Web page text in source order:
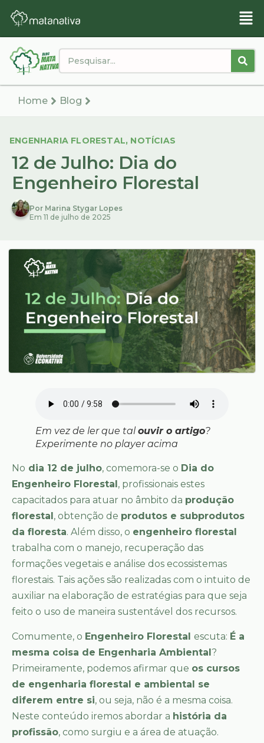
Home Blog
ENGENHARIA FLORESTAL, NOTÍCIAS
12 de Julho: Dia do
Engenheiro Florestal
Por Marina Stygar Lopes
Em 11 de julho de 2025
Em vez de ler que tal ouvir o artigo?
Experimente no player acima
No dia 12 de julho, comemora-se o Dia do
Engenheiro Florestal , profissionais estes
capacitados para atuar no âmbito da produção
florestal , obtenção de produtos e subprodutos
da floresta. Além disso, o engenheiro florestal
trabalha com o manejo, recuperação das
formações vegetais e análise dos ecossistemas
florestais. Tais ações são realizadas com o intuito de
auxiliar na elaboração de estratégias para que seja
feito o uso de maneira sustentável dos recursos.
Comumente, o Engenheiro Florestal escuta: É a
mesma coisa de Engenharia Ambiental?
Primeiramente, podemos afirmar que os cursos
de engenharia florestal e ambiental se
diferem entre si, ou seja, não é a mesma coisa.
Neste conteúdo iremos abordar a história da
profissão, como surgiu e a área de atuação.